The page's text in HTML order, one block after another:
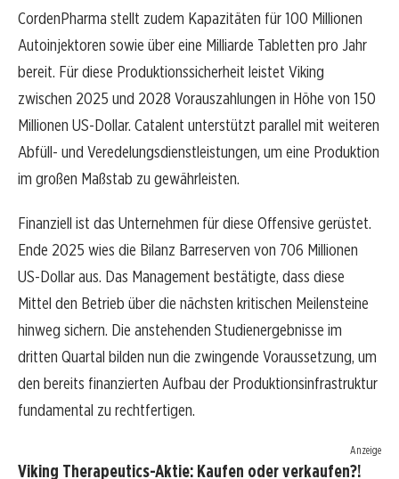
CordenPharma stellt zudem Kapazitäten für 100 Millionen
Autoinjektoren sowie über eine Milliarde Tabletten pro Jahr
bereit. Für diese Produktionssicherheit leistet Viking
zwischen 2025 und 2028 Vorauszahlungen in Höhe von 150
Millionen US-Dollar. Catalent unterstützt parallel mit weiteren
Abfüll- und Veredelungsdienstleistungen, um eine Produktion
im großen Maßstab zu gewährleisten.
Finanziell ist das Unternehmen für diese Offensive gerüstet.
Ende 2025 wies die Bilanz Barreserven von 706 Millionen
US-Dollar aus. Das Management bestätigte, dass diese
Mittel den Betrieb über die nächsten kritischen Meilensteine
hinweg sichern. Die anstehenden Studienergebnisse im
dritten Quartal bilden nun die zwingende Voraussetzung, um
den bereits finanzierten Aufbau der Produktionsinfrastruktur
fundamental zu rechtfertigen.
Anzeige
Viking Therapeutics-Aktie: Kaufen oder verkaufen?!